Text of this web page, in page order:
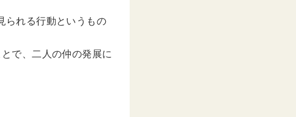
られる行動というもの
で、二人の仲の発展に